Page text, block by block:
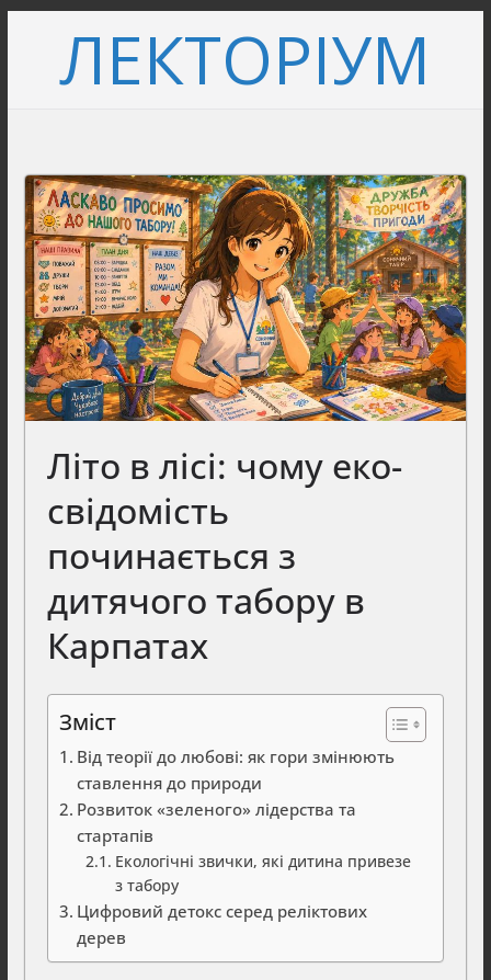
вмістуЛЕКТОРІУМ
Літо в лісі: чому еко-
свідомість
починається з
дитячого табору в
Карпатах
Зміст
Від теорії до любові: як гори змінюють
ставлення до природи
Розвиток «зеленого» лідерства та
стартапів
Екологічні звички, які дитина привезе
з табору
Цифровий детокс серед реліктових
дерев